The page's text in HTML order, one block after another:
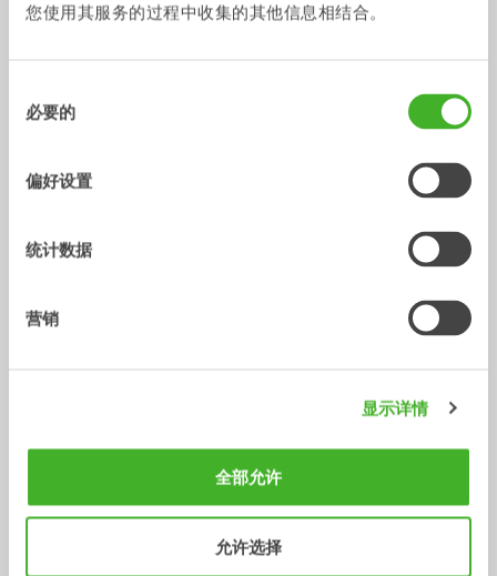
您使用其服务的过程中收集的其他信息相结合。
必要的
偏好设置
统计数据
营销
显示详情
全部允许
允许选择
XTR10
7-12吨